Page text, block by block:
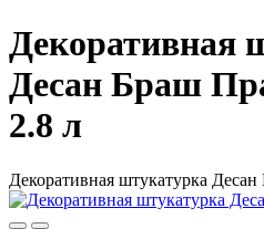
Декоративная
Десан Браш
2.8 л
Декоративная штукатурка